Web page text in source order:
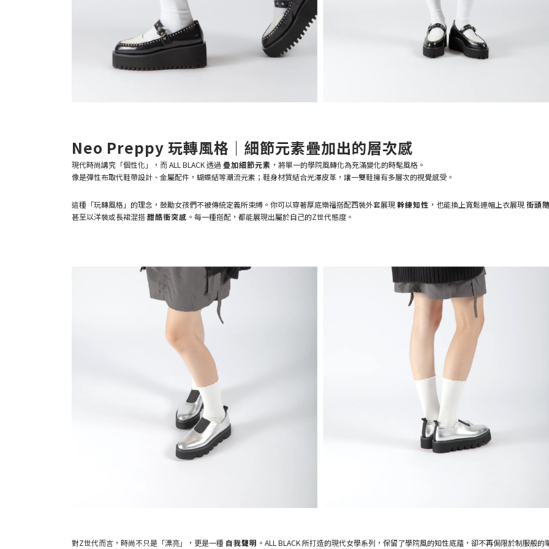
Neo Preppy 玩轉風格｜細節元素疊加出的層次感
現代時尚講究「個性化」，而 ALL BLACK 透過 疊加細節元素 ，將單一的學院風轉化為充滿變化的時髦風格。
像是彈性布取代鞋帶設計、金屬配件，蝴蝶結等潮流元素；鞋身材質結合光澤皮革，讓一雙鞋擁有多層次的視覺感受。
這種「玩轉風格」的理念，鼓勵女孩們不被傳統定義所束縛。你可以穿著厚底樂福搭配西裝外套展現 幹練知性 ，也能換上寬鬆連帽上衣展現 街頭
甚至以洋裝或長裙混搭甜酷衝突感 。每一種搭配，都能展現出屬於自己的Z世代態度。
對Z世代而言，時尚不只是「漂亮」，更是一種 自我聲明 。ALL BLACK 所打造的現代女學系列，保留了學院風的知性底蘊，卻不再侷限於制服般的